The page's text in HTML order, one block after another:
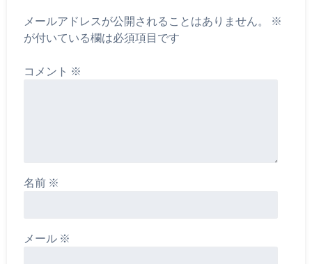
メールアドレスが公開されることはありません。
※
が付いている欄は必須項目です
コメント ※
名前 ※
メール ※